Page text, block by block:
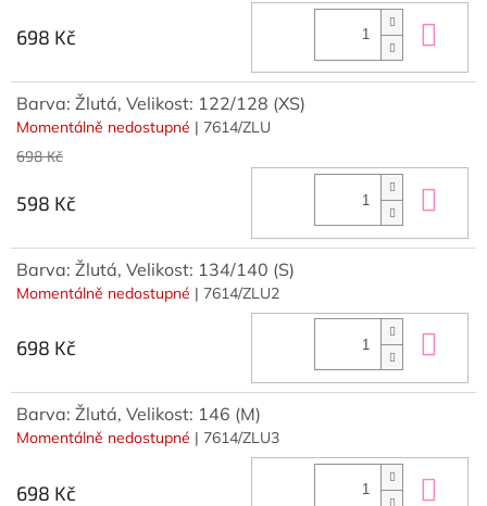
698 Kč
Barva: Žlutá, Velikost: 122/128 (XS)
Momentálně nedostupné | 7614/ZLU
698 Kč
598 Kč
Barva: Žlutá, Velikost: 134/140 (S)
Momentálně nedostupné | 7614/ZLU2
698 Kč
Barva: Žlutá, Velikost: 146 (M)
Momentálně nedostupné | 7614/ZLU3
698 Kč